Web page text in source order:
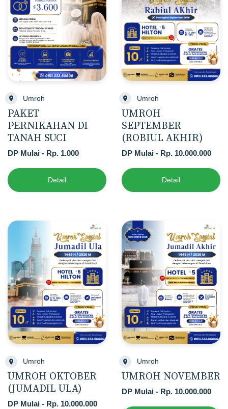
Umroh
PAKET
PERNIKAHAN DI
TANAH SUCI
DP Mulai - Rp. 1.000
Detail
Umroh
UMROH
SEPTEMBER
(ROBIUL AKHIR)
DP Mulai - Rp. 10.000.000
Detail
Umroh
UMROH OKTOBER
(JUMADIL ULA)
DP Mulai - Rp. 10.000.000
Umroh
UMROH NOVEMBER
DP Mulai - Rp. 10.000.000